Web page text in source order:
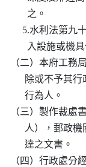
           之。
5.水利法
入設施或
（二）本府工
除或不予
          行為人。
（三）製作裁
人），郵
          達之文書。
（四）行政處